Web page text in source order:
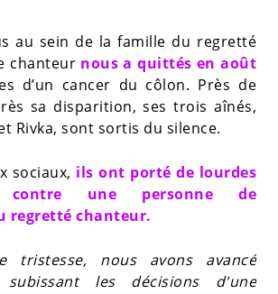
au sein de la famille du regretté
chanteur nous a quittés en août
d’un cancer du côlon. Près de
sa disparition, ses trois aînés,
Rivka, sont sortis du silence.
sociaux, ils ont porté de lourdes
contre une personne de
regretté chanteur.
tristesse, nous avons avancé
subissant les décisions d'une